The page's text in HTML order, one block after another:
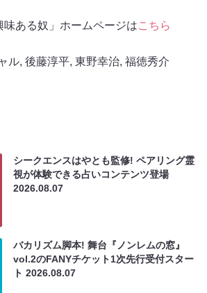
味ある奴」ホームページはこちら
ル, 後藤淳平, 東野幸治, 福徳秀介
シークエンスはやとも監修! ペアリング霊
視が体験できる占いコンテンツ登場
2026.08.07
バカリズム脚本! 舞台『ノンレムの窓』
vol.2のFANYチケット1次先行受付スター
ト2026.08.07